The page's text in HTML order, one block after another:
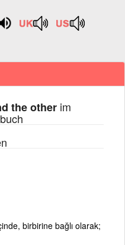
the other im
birbirine bağlı olarak;